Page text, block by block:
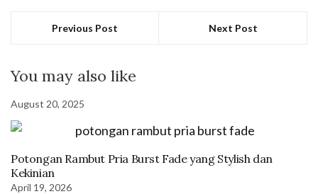
Previous Post Next Post
You may also like
August 20, 2025
Potongan Rambut Pria Burst Fade yang Stylish dan
Kekinian
April 19, 2026